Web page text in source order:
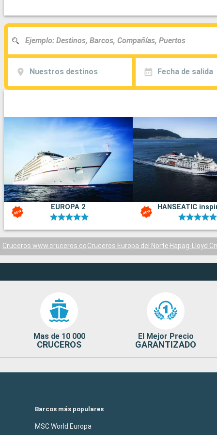
Nuestros destinos Fecha de salida
EUROPA 2 HANSEATIC
Cruceros www.cruceros.coCruceros Europa del Norte Hapag-Lloyd
Mas de 10 000
CRUCEROS
El Mejor Precio
GARANTIZADO
Barcos más populares
MSC World Europa